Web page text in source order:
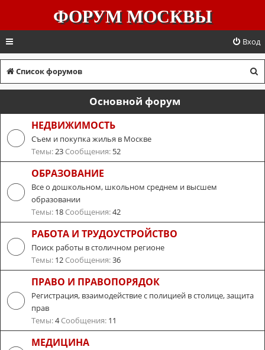
ФОРУМ МОСКВЫ
Вход
Список форумов
о
Основной форум
НЕДВИЖИМОСТЬ
Съем и покупка жилья в Москве
Темы:23 Сообщения: 52
ОБРАЗОВАНИЕ
Все о дошкольном, школьном среднем и высшем
образовании
Темы: 18 Сообщения:42
РАБОТА И ТРУДОУСТРОЙСТВО
Поиск работы в столичном регионе
Темы: 12 Сообщения:36
ПРАВО И ПРАВОПОРЯДОК
Регистрация, взаимодействие с полицией в столице, защита
прав
Темы:4Сообщения: 11
МЕДИЦИНА